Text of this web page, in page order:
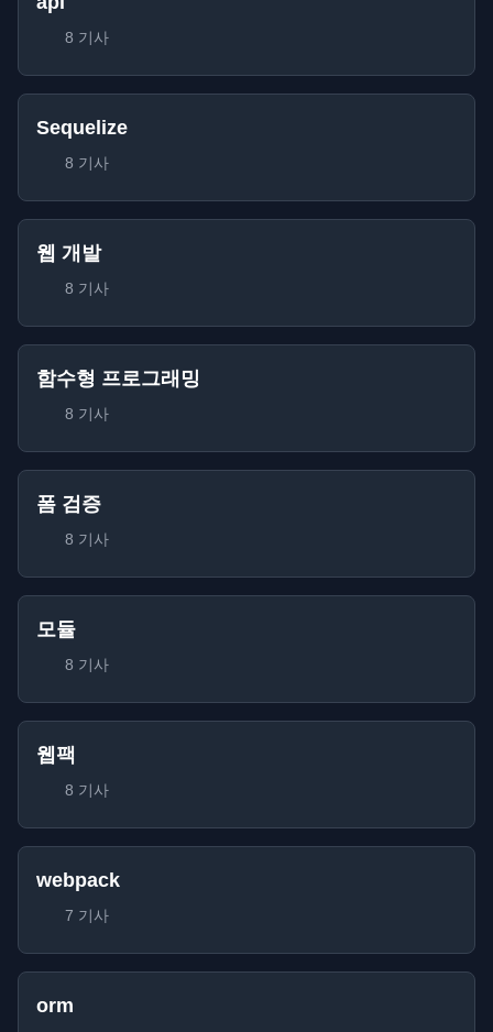
8 기사
Sequelize
8 기사
웹 개발
8 기사
함수형 프로그래밍
8 기사
폼 검증
8 기사
모듈
8 기사
웹팩
8 기사
webpack
7 기사
orm